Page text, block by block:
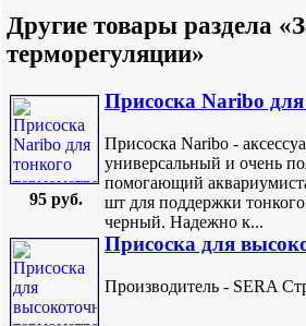
Другие товары раздела
терморегуляции»
95 руб.
Присоска Naribo
Присоска Naribo -
универсальный и очень
помогающий
шт для поддержки
черный. Надежно к...
Присоска для
Производитель - SERA